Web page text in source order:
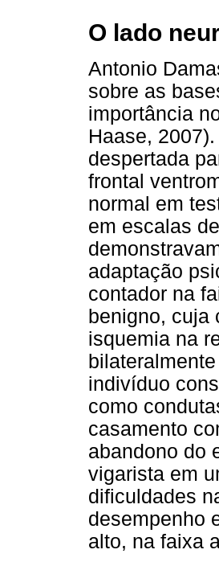
O lado
Antonio
sobre as
importância
Haase,
despertada
frontal
normal em
em escalas
adaptação
contador na
benigno, cuja
isquemia na
indivíduo
como
casamento
abandono do
vigarista em
dificuldades
desempenho
alto, na faixa